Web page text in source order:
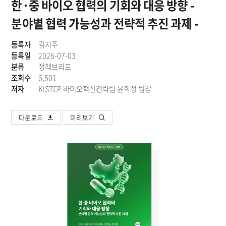
한·중 바이오 협력의 기회와 대응 방향 -
분야별 협력 가능성과 전략적 추진 과제 -
등록자
김지주
등록일
2026-07-03
분류
정책브리프
조회수
6,501
저자
KISTEP 바이오혁신전략팀 윤희정 팀장
다운로드 미리보기